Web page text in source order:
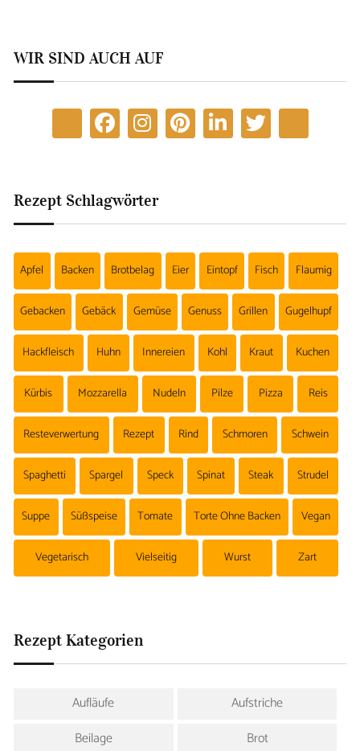
WIR SIND AUCH AUF
Rezept Schlagwörter
Apfel Backen Brotbelag Eier Eintopf Fisch Flaumig
Gebacken Gebäck Gemüse Genuss Grillen Gugelhupf
Hackfleisch Huhn Innereien Kohl Kraut Kuchen
Kürbis Mozzarella Nudeln Pilze Pizza Reis
Resteverwertung Rezept Rind Schmoren Schwein
Spaghetti Spargel Speck Spinat Steak Strudel
Suppe Süßspeise Tomate Torte Ohne Backen Vegan
Vegetarisch Vielseitig Wurst Zart
Rezept Kategorien
Aufläufe
Aufstriche
Beilage
Brot